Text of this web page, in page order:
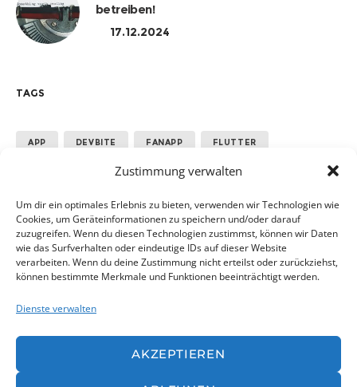
Zustimmung verwalten
Um dir ein optimales Erlebnis zu bieten, verwenden wir Technologien wie
Cookies, um Geräteinformationen zu speichern und/oder darauf
zuzugreifen. Wenn du diesen Technologien zustimmst, können wir Daten
wie das Surfverhalten oder eindeutige IDs auf dieser Website
verarbeiten. Wenn du deine Zustimmung nicht erteilst oder zurückziehst,
können bestimmte Merkmale und Funktionen beeinträchtigt werden.
Dienste verwalten
AKZEPTIEREN
betreiben!
17.12.2024
TAGS
APP DEVBITE FANAPP FLUTTER
MANNSCHAFT PERFORMANCE
SPORT TEAM
ALLE ANZEIGEN